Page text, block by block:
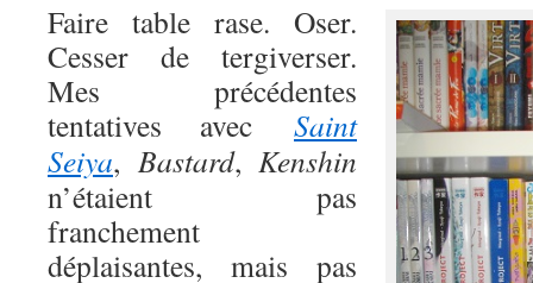
Faire table rase. Oser.
Cesser de tergiverser.
Mes précédentes
tentatives avec Saint
Seiya, Bastard, Kenshin
n’étaient pas
franchement
déplaisantes, mais pas